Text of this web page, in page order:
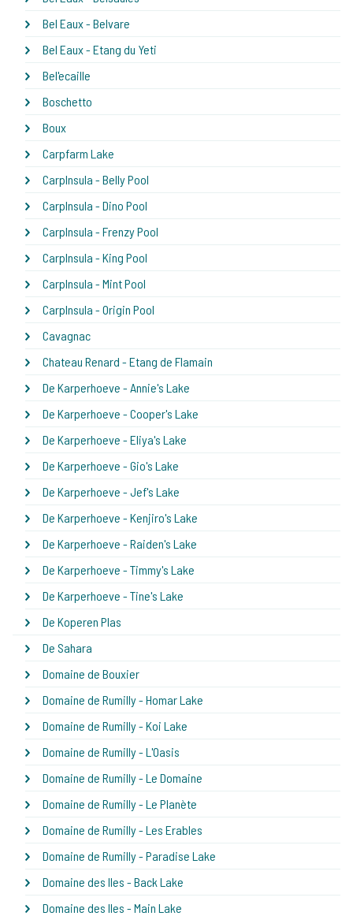
Bel Eaux - Belvare
Bel Eaux - Etang du Yeti
Bel'ecaille
Boschetto
Boux
Carpfarm Lake
CarpInsula - Belly Pool
CarpInsula - Dino Pool
CarpInsula - Frenzy Pool
CarpInsula - King Pool
CarpInsula - Mint Pool
CarpInsula - Origin Pool
Cavagnac
Chateau Renard - Etang de Flamain
De Karperhoeve - Annie's Lake
De Karperhoeve - Cooper's Lake
De Karperhoeve - Eliya's Lake
De Karperhoeve - Gio's Lake
De Karperhoeve - Jef's Lake
De Karperhoeve - Kenjiro's Lake
De Karperhoeve - Raiden's Lake
De Karperhoeve - Timmy's Lake
De Karperhoeve - Tine's Lake
De Koperen Plas
De Sahara
Domaine de Bouxier
Domaine de Rumilly - Homar Lake
Domaine de Rumilly - Koi Lake
Domaine de Rumilly - L'Oasis
Domaine de Rumilly - Le Domaine
Domaine de Rumilly - Le Planète
Domaine de Rumilly - Les Erables
Domaine de Rumilly - Paradise Lake
Domaine des Iles - Back Lake
Domaine des Iles - Main Lake